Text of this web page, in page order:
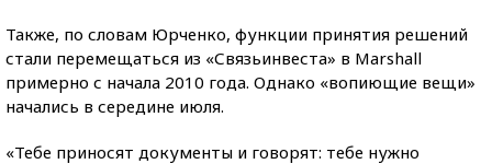
Также, по словам Юрченко, функции принятия решений
стали перемещаться из «Связьинвеста» в Marshall
примерно с начала 2010 года. Однако «вопиющие вещи»
начались в середине июля.
«Тебе приносят документы и говорят: тебе нужно